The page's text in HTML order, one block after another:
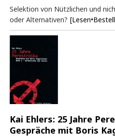
Selektion von Nützlichen und
oder Alternativen?
Kai Ehlers: 25 Jahre
Gespräche mit Boris